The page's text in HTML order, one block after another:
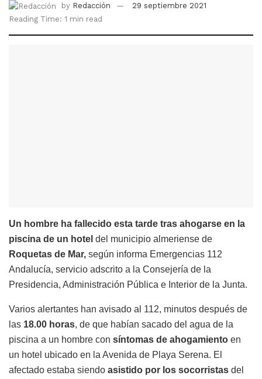
by Redacción
29 septiembre 2021
Reading Time: 1 min read
Un hombre ha fallecido esta tarde tras ahogarse en la
piscina de un hotel del municipio almeriense de
Roquetas de Mar, según informa Emergencias 112
Andalucía, servicio adscrito a la Consejería de la
Presidencia, Administración Pública e Interior de la Junta.
Varios alertantes han avisado al 112, minutos después de
las 18.00 horas, de que habían sacado del agua de la
piscina a un hombre con síntomas de ahogamiento en
un hotel ubicado en la Avenida de Playa Serena. El
afectado estaba siendo asistido por los socorristas del